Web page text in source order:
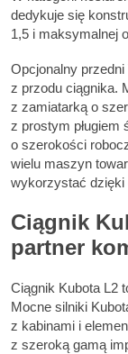
dedykuje się
1,5 i maksymalnej
Opcjonalny
z przodu ciągnika.
z zamiatarką o
z prostym pługiem
o szerokości
wielu maszyn
wykorzystać dzięki
Ciągnik
partner
Ciągnik Kubota L2
Mocne silniki
z kabinami i
z szeroką gamą